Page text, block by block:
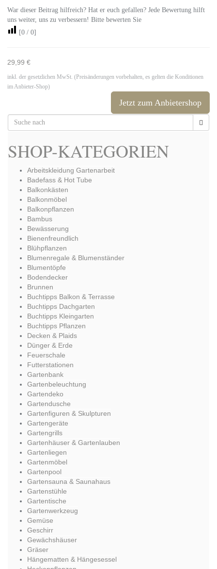
War dieser Beitrag hilfreich? Hat er euch gefallen? Jede Bewertung hilft
uns weiter, uns zu verbessern! Bitte bewerten Sie
[0 / 0]
29,99 €
inkl. der gesetzlichen MwSt. (Preisänderungen vorbehalten, es gelten die Konditionen
im Anbieter-Shop)
Jetzt zum Anbietershop
SHOP-KATEGORIEN
Arbeitskleidung Gartenarbeit
Badefass & Hot Tube
Balkonkästen
Balkonmöbel
Balkonpflanzen
Bambus
Bewässerung
Bienenfreundlich
Blühpflanzen
Blumenregale & Blumenständer
Blumentöpfe
Bodendecker
Brunnen
Buchtipps Balkon & Terrasse
Buchtipps Dachgarten
Buchtipps Kleingarten
Buchtipps Pflanzen
Decken & Plaids
Dünger & Erde
Feuerschale
Futterstationen
Gartenbank
Gartenbeleuchtung
Gartendeko
Gartendusche
Gartenfiguren & Skulpturen
Gartengeräte
Gartengrills
Gartenhäuser & Gartenlauben
Gartenliegen
Gartenmöbel
Gartenpool
Gartensauna & Saunahaus
Gartenstühle
Gartentische
Gartenwerkzeug
Gemüse
Geschirr
Gewächshäuser
Gräser
Hängematten & Hängesessel